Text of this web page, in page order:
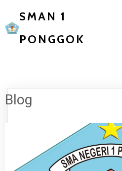
SMAN 1
PONGGOK
Blog